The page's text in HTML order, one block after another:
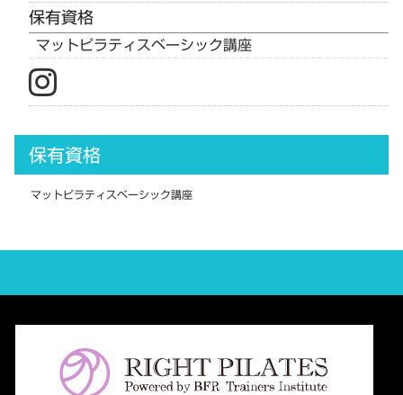
保有資格
マットピラティスベーシック講座
保有資格
マットピラティスベーシック講座